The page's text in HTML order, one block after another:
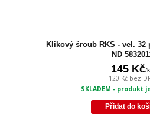
Klikový šroub RKS - vel. 32
ND
145 Kč/
120 Kč bez
SKLADEM - produkt
Přidat do